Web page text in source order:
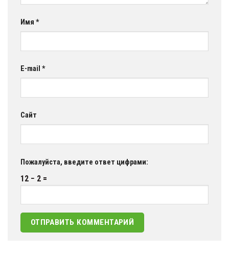
Имя *
E-mail *
Сайт
Пожалуйста, введите ответ цифрами:
12 − 2 =